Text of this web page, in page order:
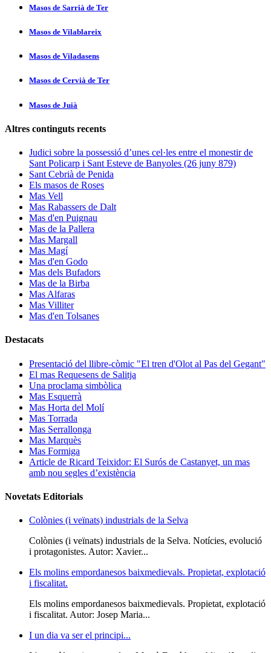
Masos de Sarrià de Ter
Masos de Vilablareix
Masos de Viladasens
Masos de Cervià de Ter
Masos de Juià
Altres continguts recents
Judici sobre la possessió d’unes cel·les entre el monestir de
Sant Policarp i Sant Esteve de Banyoles (26 juny 879)
Sant Cebrià de Penida
Els masos de Roses
Mas Vell
Mas Rabassers de Dalt
Mas d'en Puignau
Mas de la Pallera
Mas Margall
Mas Magí
Mas d'en Godo
Mas dels Bufadors
Mas de la Birba
Mas Alfaras
Mas Villiter
Mas d'en Tolsanes
Destacats
Presentació del llibre-còmic "El tren d'Olot al Pas del Gegant"
El mas Requesens de Salitja
Una proclama simbòlica
Mas Esquerrà
Mas Horta del Molí
Mas Torrada
Mas Serrallonga
Mas Marquès
Mas Formiga
Article de Ricard Teixidor: El Surós de Castanyet, un mas
amb nou segles d’existència
Novetats Editorials
Colònies (i veïnats) industrials de la Selva
Colònies (i veïnats) industrials de la Selva. Notícies, evolució
i protagonistes. Autor: Xavier...
Els molins empordanesos baixmedievals. Propietat, explotació
i fiscalitat.
Els molins empordanesos baixmedievals. Propietat, explotació
i fiscalitat. Autor: Josep Maria...
I un dia va ser el principi...